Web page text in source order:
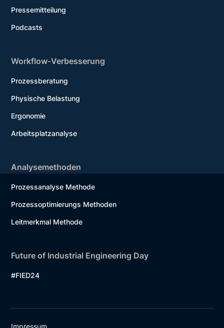
Pressemitteilung
Podcasts
Workflow-Verbesserung
Prozessberatung
Physische Belastung
Ergonomie
Arbeitsplatzanalyse
Analysemethoden
Prozessanalyse Methode
Prozessoptimierungs Methoden
Leitmerkmal Methode
Future of Industrial Engineering Day
#FIED24